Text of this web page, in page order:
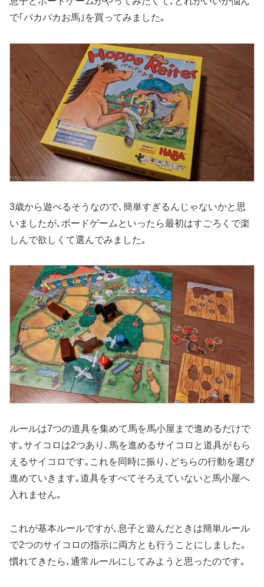
で｢パカパカお馬｣を買ってみました｡
3歳から遊べるそうなので､簡単すぎるんじゃないかと思
いましたが､ボードゲームといったら最初はすごろくで楽
しんで欲しくて選んでみました｡
ルールは7つの道具を集めて馬を馬小屋まで進めるだけで
す｡サイコロは2つあり､馬を進めるサイコロと道具がもら
えるサイコロです｡これを同時に振り､どちらの行動を選び
進めていきます｡道具をすべてそろえていないと馬小屋へ
入れません｡
これが基本ルールですが､息子と遊んだときは簡単ルール
で2つのサイコロの指示に両方とも行うことにしました｡
慣れてきたら､通常ルールにしてみようと思ったのです｡